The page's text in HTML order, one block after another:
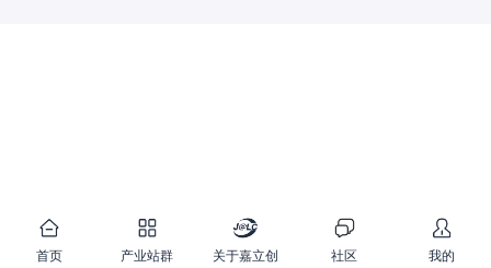
首页 产业站群 关于嘉立创 社区 我的